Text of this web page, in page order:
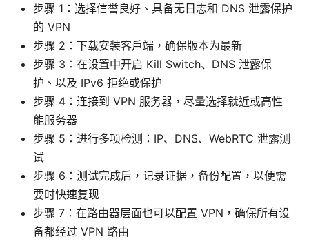
步骤 1：选择信誉良好、具备无日志和 DNS 泄露保护
的 VPN
步骤 2：下载安装客户端，确保版本为最新
步骤 3：在设置中开启 Kill Switch、DNS 泄露保
护、以及 IPv6 拒绝或保护
步骤 4：连接到 VPN 服务器，尽量选择就近或高性
能服务器
步骤 5：进行多项检测：IP、DNS、WebRTC 泄露测
试
步骤 6：测试完成后，记录证据，备份配置，以便需
要时快速复现
步骤 7：在路由器层面也可以配置 VPN，确保所有设
备都经过 VPN 路由